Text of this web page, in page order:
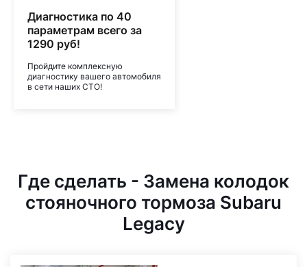
Диагностика по 40
параметрам всего за
1290 руб!
Пройдите комплексную
диагностику вашего автомобиля
в сети наших СТО!
Где сделать - Замена колодок
стояночного тормоза Subaru
Legacy